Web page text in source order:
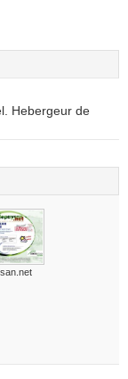
Hebergeur de